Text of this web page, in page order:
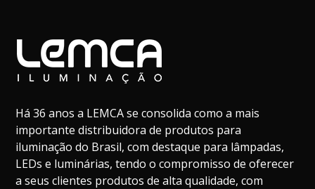
Há 36 anos a LEMCA se consolida como a mais
importante distribuidora de produtos para
iluminação do Brasil, com destaque para lâmpadas,
LEDs e luminárias, tendo o compromisso de oferecer
a seus clientes produtos de alta qualidade, com